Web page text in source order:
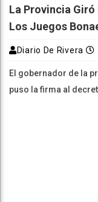
La Provincia
Los Juegos
Diario De Rivera
El gobernador de la
puso la firma al